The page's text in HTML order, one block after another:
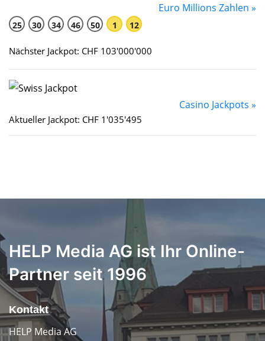
Euro Millions Zahlen »
25 30 34 46 50 1 12
Nächster Jackpot: CHF 103'000'000
Casino Jackpots »
Aktueller Jackpot: CHF 1'035'495
HELP Media AG ist Ihr Online-
Partner seit 1996
Kontakt
HELP Media AG